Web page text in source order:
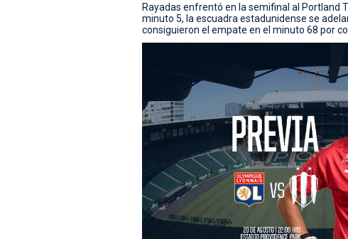
Rayadas enfrentó en la semifinal al Portland
minuto 5, la escuadra estadunidense se
consiguieron el empate en el minuto 68 por